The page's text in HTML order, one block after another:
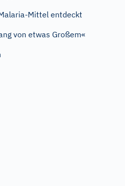
Mittel entdeckt
von etwas Großem«